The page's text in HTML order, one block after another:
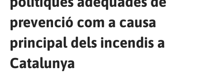
prevenció com a causa
principal dels incendis a
Catalunya